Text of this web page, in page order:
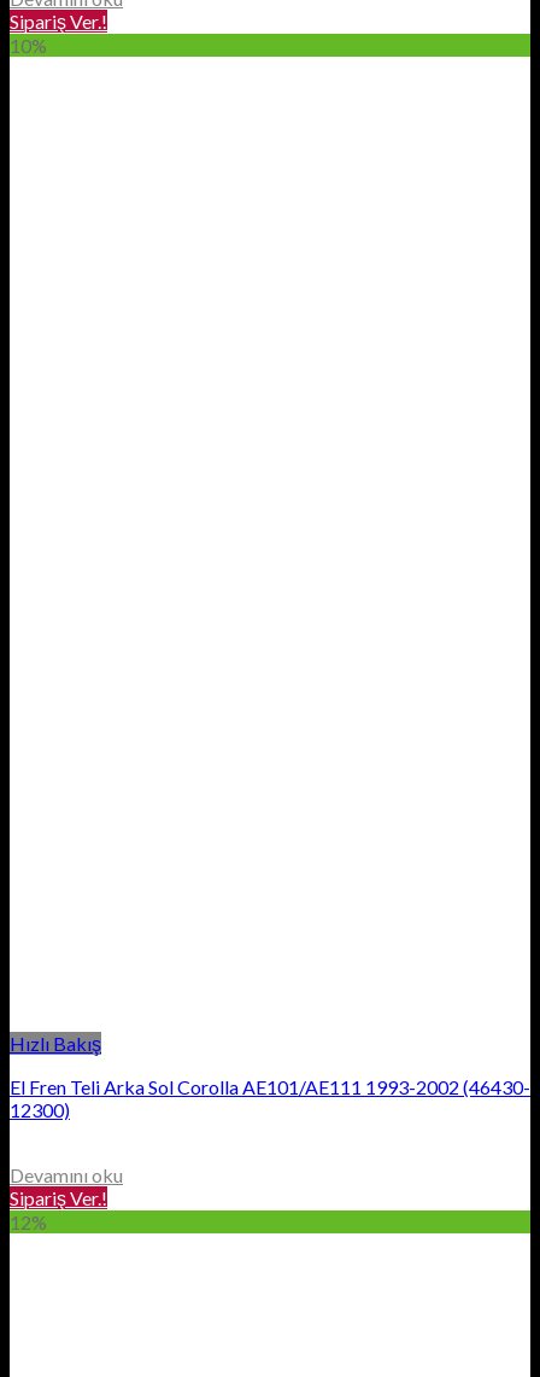
Sipariş Ver.!
10%
Hızlı Bakış
El Fren Teli Arka Sol Corolla AE101/AE111 1993-2002 (46430-
12300)
Devamını oku
Sipariş Ver.!
12%